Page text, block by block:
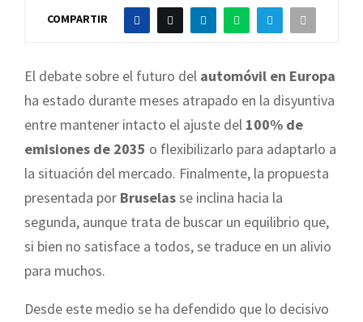
COMPARTIR
El debate sobre el futuro del automóvil en Europa
ha estado durante meses atrapado en la disyuntiva
entre mantener intacto el ajuste del 100% de
emisiones de 2035 o flexibilizarlo para adaptarlo a
la situación del mercado. Finalmente, la propuesta
presentada por Bruselasse inclina hacia la
segunda, aunque trata de buscar un equilibrio que,
si bien no satisface a todos, se traduce en un alivio
para muchos.
Desde este medio se ha defendido que lo decisivo